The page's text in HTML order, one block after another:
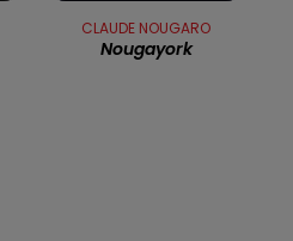
CLAUDE NOUGARO
Nougayork